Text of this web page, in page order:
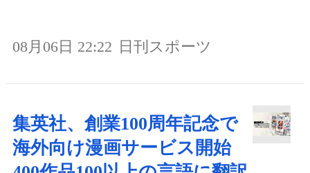
08月06日 22:22 日刊スポーツ
集英社、創業100周年記念で
海外向け漫画サービス開始